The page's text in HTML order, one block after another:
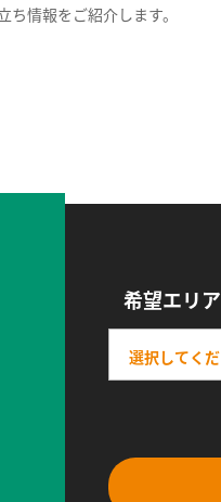
ち情報をご紹介します。
希望エリア